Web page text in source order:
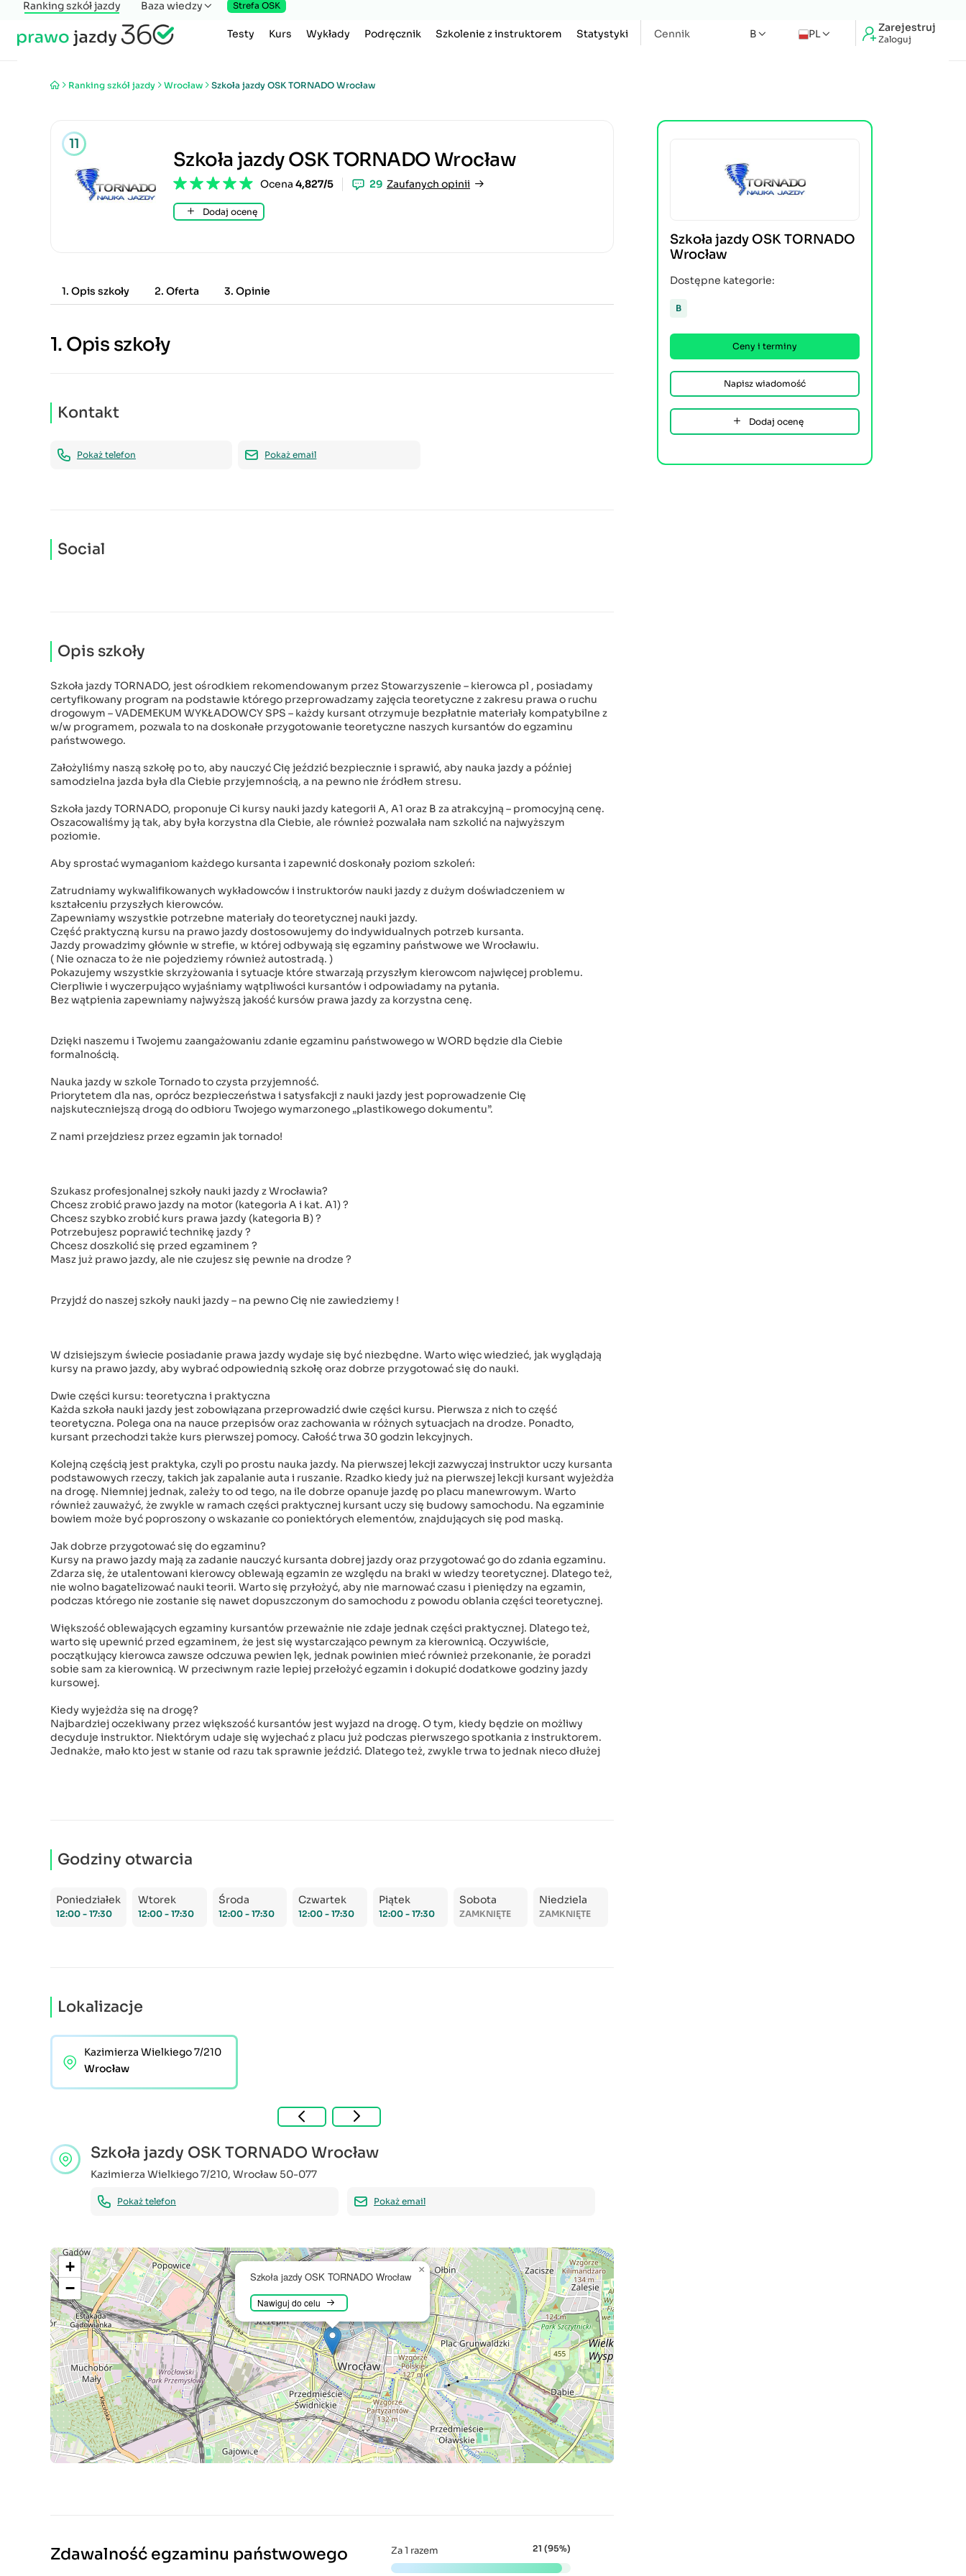
Zarejestruj
Zaloguj
PL
Testy Kurs Wykłady Podręcznik Szkolenie z instruktorem Statystyki Cennik B
Ranking szkół jazdy Baza wiedzy Strefa OSK
Ranking szkół jazdy Wrocław Szkoła jazdy OSK TORNADO Wrocław
11
Szkoła jazdy OSK TORNADO Wrocław
Ocena 4,827/5 29 Zaufanych opinii
Dodaj ocenę
1. Opis szkoły 2. Oferta 3. Opinie
1. Opis szkoły
Kontakt
Pokaż telefon Pokaż email
Social
Opis szkoły
Szkoła jazdy TORNADO, jest ośrodkiem rekomendowanym przez Stowarzyszenie – kierowca pl , posiadamy
certyfikowany program na podstawie którego przeprowadzamy zajęcia teoretyczne z zakresu prawa o ruchu
drogowym – VADEMEKUM WYKŁADOWCY SPS – każdy kursant otrzymuje bezpłatnie materiały kompatybilne z
w/w programem, pozwala to na doskonałe przygotowanie teoretyczne naszych kursantów do egzaminu
państwowego.
Założyliśmy naszą szkołę po to, aby nauczyć Cię jeździć bezpiecznie i sprawić, aby nauka jazdy a później
samodzielna jazda była dla Ciebie przyjemnością, a na pewno nie źródłem stresu.
Szkoła jazdy TORNADO, proponuje Ci kursy nauki jazdy kategorii A, A1 oraz B za atrakcyjną – promocyjną cenę.
Oszacowaliśmy ją tak, aby była korzystna dla Ciebie, ale również pozwalała nam szkolić na najwyższym
poziomie.
Aby sprostać wymaganiom każdego kursanta i zapewnić doskonały poziom szkoleń:
Zatrudniamy wykwalifikowanych wykładowców i instruktorów nauki jazdy z dużym doświadczeniem w
kształceniu przyszłych kierowców.
Zapewniamy wszystkie potrzebne materiały do teoretycznej nauki jazdy.
Część praktyczną kursu na prawo jazdy dostosowujemy do indywidualnych potrzeb kursanta.
Jazdy prowadzimy głównie w strefie, w której odbywają się egzaminy państwowe we Wrocławiu.
( Nie oznacza to że nie pojedziemy również autostradą. )
Pokazujemy wszystkie skrzyżowania i sytuacje które stwarzają przyszłym kierowcom najwięcej problemu.
Cierpliwie i wyczerpująco wyjaśniamy wątpliwości kursantów i odpowiadamy na pytania.
Bez wątpienia zapewniamy najwyższą jakość kursów prawa jazdy za korzystna cenę.
Dzięki naszemu i Twojemu zaangażowaniu zdanie egzaminu państwowego w WORD będzie dla Ciebie
formalnością.
Nauka jazdy w szkole Tornado to czysta przyjemność.
Priorytetem dla nas, oprócz bezpieczeństwa i satysfakcji z nauki jazdy jest poprowadzenie Cię
najskuteczniejszą drogą do odbioru Twojego wymarzonego „plastikowego dokumentu”.
Z nami przejdziesz przez egzamin jak tornado!
Szukasz profesjonalnej szkoły nauki jazdy z Wrocławia?
Chcesz zrobić prawo jazdy na motor (kategoria A i kat. A1) ?
Chcesz szybko zrobić kurs prawa jazdy (kategoria B) ?
Potrzebujesz poprawić technikę jazdy ?
Chcesz doszkolić się przed egzaminem ?
Masz już prawo jazdy, ale nie czujesz się pewnie na drodze ?
Przyjdź do naszej szkoły nauki jazdy – na pewno Cię nie zawiedziemy !
W dzisiejszym świecie posiadanie prawa jazdy wydaje się być niezbędne. Warto więc wiedzieć, jak wyglądają
kursy na prawo jazdy, aby wybrać odpowiednią szkołę oraz dobrze przygotować się do nauki.
Dwie części kursu: teoretyczna i praktyczna
Każda szkoła nauki jazdy jest zobowiązana przeprowadzić dwie części kursu. Pierwsza z nich to część
teoretyczna. Polega ona na nauce przepisów oraz zachowania w różnych sytuacjach na drodze. Ponadto,
kursant przechodzi także kurs pierwszej pomocy. Całość trwa 30 godzin lekcyjnych.
Kolejną częścią jest praktyka, czyli po prostu nauka jazdy. Na pierwszej lekcji zazwyczaj instruktor uczy kursanta
podstawowych rzeczy, takich jak zapalanie auta i ruszanie. Rzadko kiedy już na pierwszej lekcji kursant wyjeżdża
na drogę. Niemniej jednak, zależy to od tego, na ile dobrze opanuje jazdę po placu manewrowym. Warto
również zauważyć, że zwykle w ramach części praktycznej kursant uczy się budowy samochodu. Na egzaminie
bowiem może być poproszony o wskazanie co poniektórych elementów, znajdujących się pod maską.
Jak dobrze przygotować się do egzaminu?
Kursy na prawo jazdy mają za zadanie nauczyć kursanta dobrej jazdy oraz przygotować go do zdania egzaminu.
Zdarza się, że utalentowani kierowcy oblewają egzamin ze względu na braki w wiedzy teoretycznej. Dlatego też,
nie wolno bagatelizować nauki teorii. Warto się przyłożyć, aby nie marnować czasu i pieniędzy na egzamin,
podczas którego nie zostanie się nawet dopuszczonym do samochodu z powodu oblania części teoretycznej.
Większość oblewających egzaminy kursantów przeważnie nie zdaje jednak części praktycznej. Dlatego też,
warto się upewnić przed egzaminem, że jest się wystarczająco pewnym za kierownicą. Oczywiście,
początkujący kierowca zawsze odczuwa pewien lęk, jednak powinien mieć również przekonanie, że poradzi
sobie sam za kierownicą. W przeciwnym razie lepiej przełożyć egzamin i dokupić dodatkowe godziny jazdy
kursowej.
Kiedy wyjeżdża się na drogę?
Najbardziej oczekiwany przez większość kursantów jest wyjazd na drogę. O tym, kiedy będzie on możliwy
decyduje instruktor. Niektórym udaje się wyjechać z placu już podczas pierwszego spotkania z instruktorem.
Jednakże, mało kto jest w stanie od razu tak sprawnie jeździć. Dlatego też, zwykle trwa to jednak nieco dłużej
Godziny otwarcia
Poniedziałek
12:00 - 17:30
Wtorek
12:00 - 17:30
Środa
12:00 - 17:30
Czwartek
12:00 - 17:30
Piątek
12:00 - 17:30
Sobota
ZAMKNIĘTE
Niedziela
ZAMKNIĘTE
Lokalizacje
Kazimierza Wielkiego 7/210
Wrocław
Szkoła jazdy OSK TORNADO Wrocław
Kazimierza Wielkiego 7/210, Wrocław50-077
Pokaż telefon Pokaż email
Szkoła jazdy OSK TORNADO Wrocław
Nawiguj do celu
×
+
−
Zdawalność egzaminu państwowego Za 1 razem 21 (95%)
Szkoła jazdy OSK TORNADO
Wrocław
Dostępne kategorie:
B
Ceny i terminy
Napisz wiadomość
Dodaj ocenę